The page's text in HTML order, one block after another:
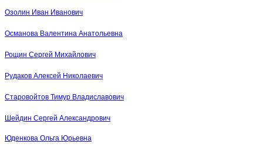
Озолин Иван Иванович
Османова Валентина Анатольевна
Рощин Сергей Михайлович
Рудаков Алексей Николаевич
Старовойтов Тимур Владиславович
Шейдин Сергей Александрович
Юденкова Ольга Юрьевна